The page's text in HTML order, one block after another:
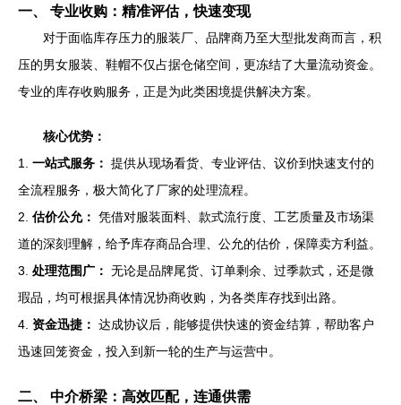
一、 专业收购：精准评估，快速变现
对于面临库存压力的服装厂、品牌商乃至大型批发商而言，积
压的男女服装、鞋帽不仅占据仓储空间，更冻结了大量流动资金。
专业的库存收购服务，正是为此类困境提供解决方案。
核心优势：
1. 一站式服务： 提供从现场看货、专业评估、议价到快速支付的
全流程服务，极大简化了厂家的处理流程。
2. 估价公允： 凭借对服装面料、款式流行度、工艺质量及市场渠
道的深刻理解，给予库存商品合理、公允的估价，保障卖方利益。
3. 处理范围广： 无论是品牌尾货、订单剩余、过季款式，还是微
瑕品，均可根据具体情况协商收购，为各类库存找到出路。
4. 资金迅捷： 达成协议后，能够提供快速的资金结算，帮助客户
迅速回笼资金，投入到新一轮的生产与运营中。
二、 中介桥梁：高效匹配，连通供需